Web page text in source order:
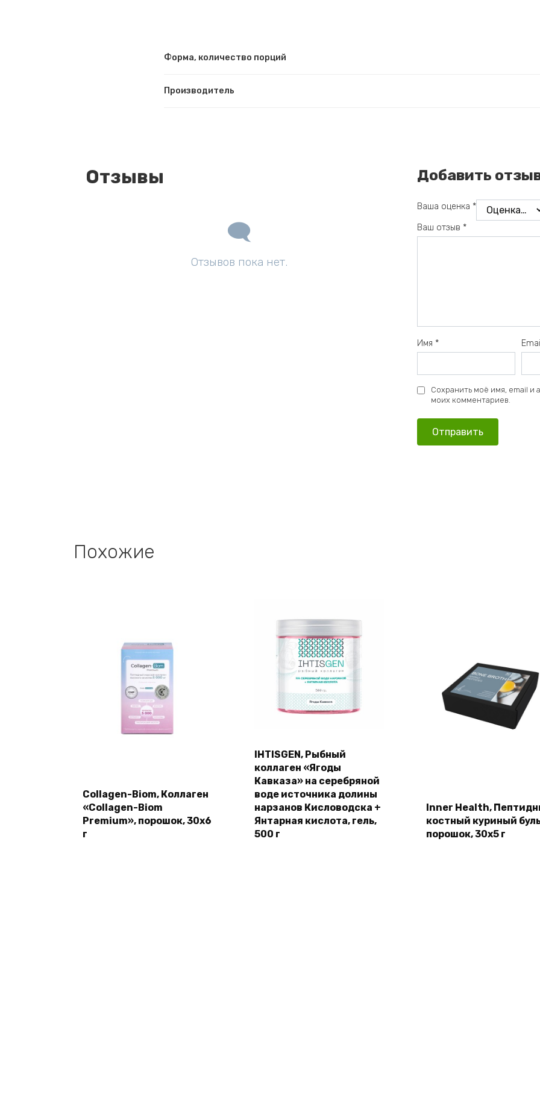
Форма, количество порций
Производитель
Отзывы
Отзывов пока нет.
Добавить
Ваша оценка *
Ваш отзыв *
Имя *
Сохранить моё имя, email и
моих комментариев.
Похожие
Collagen-Biom, Коллаген
«Collagen-Biom
Premium», порошок, 30х6
г
IHTISGEN, Рыбный
коллаген «Ягоды
Кавказа» на серебряной
воде источника долины
нарзанов Кисловодска +
Янтарная кислота, гель,
500 г
Inner Health,
костный куриный
порошок, 30х5 г